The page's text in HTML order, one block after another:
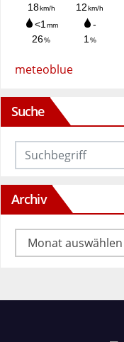
meteoblue
Suche
Archiv
Archiv